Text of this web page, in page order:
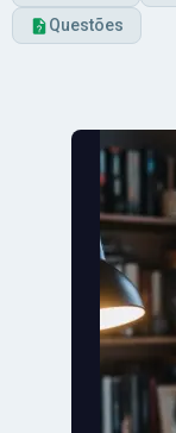
Questões